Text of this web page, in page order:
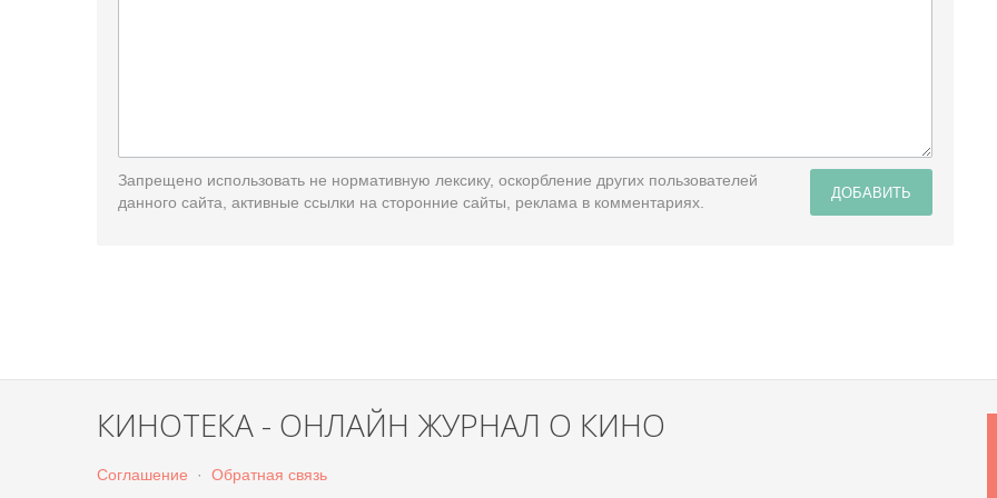
ДОБАВИТЬ
Запрещено использовать не нормативную лексику, оскорбление других пользователей
данного сайта, активные ссылки на сторонние сайты, реклама в комментариях.
КИНОТЕКА - ОНЛАЙН ЖУРНАЛ О КИНО
Соглашение · Обратная связь